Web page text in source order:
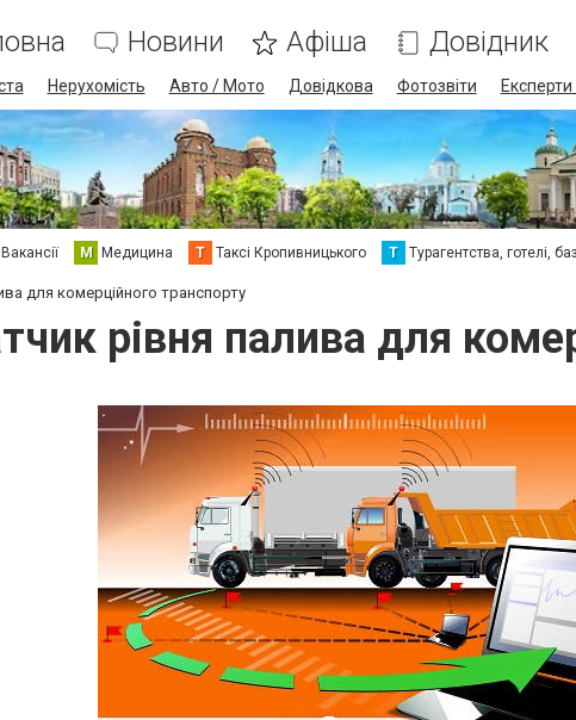
Новини Афіша Довідник
Нерухомість Авто / Мото Довідкова Фотозвіти Експерти
Вакансії М Медицина Т Таксі Кропивницького Т Турагентства, готелі,
для комерційного транспорту
рівня палива для